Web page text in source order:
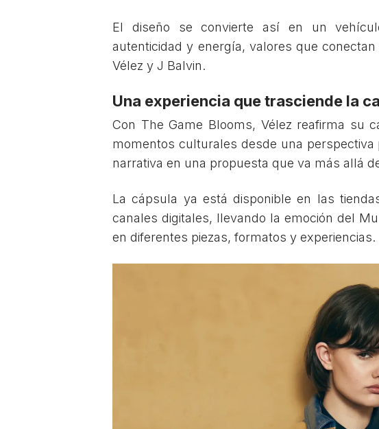
El diseño se convierte así en un
autenticidad y energía, valores que
Vélez y J Balvin.
Una experiencia que trasciende la
Con The Game Blooms, Vélez reafirma su
momentos culturales desde una perspectiva
narrativa en una propuesta que va más allá
La cápsula ya está disponible en las
canales digitales, llevando la emoción del
en diferentes piezas, formatos y experiencias.